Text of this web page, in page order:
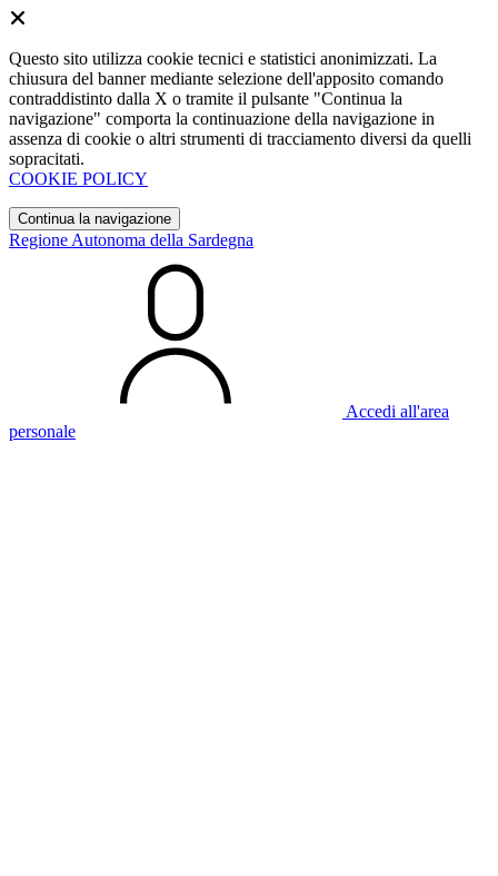
Questo sito utilizza cookie tecnici e statistici anonimizzati. La
chiusura del banner mediante selezione dell'apposito comando
contraddistinto dalla X o tramite il pulsante "Continua la
navigazione" comporta la continuazione della navigazione in
assenza di cookie o altri strumenti di tracciamento diversi da quelli
sopracitati.
COOKIE POLICY
Continua la navigazione
Regione Autonoma della Sardegna
Accedi all'area
personale